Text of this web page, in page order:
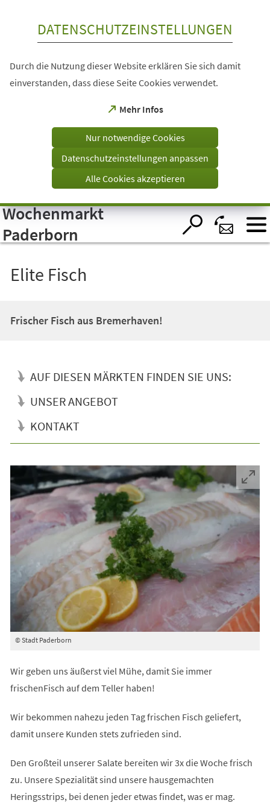
Visuelle
Assistenzsoftware
öffnen.
DATENSCHUTZEINSTELLUNGEN
Durch die Nutzung dieser Website erklären Sie sich damit
einverstanden, dass diese Seite Cookies verwendet.
Mehr Infos
(Öffnet
einem
Tab)
Nur notwendige Cookies
Datenschutzeinstellungen anpassen
Alle Cookies akzeptieren
Wochenmarkt
Paderborn
Elite Fisch
Frischer Fisch aus Bremerhaven!
AUF DIESEN MÄRKTEN FINDEN SIE UNS:
UNSER ANGEBOT
KONTAKT
© Stadt Paderborn
Wir geben uns äußerst viel Mühe, damit Sie immer
frischenFisch auf dem Teller haben!
Wir bekommen nahezu jeden Tag frischen Fisch geliefert,
damit unsere Kunden stets zufrieden sind.
Den Großteil unserer Salate bereiten wir 3x die Woche frisch
zu. Unsere Spezialität sind unsere hausgemachten
Heringsstrips, bei denen jeder etwas findet, was er mag.